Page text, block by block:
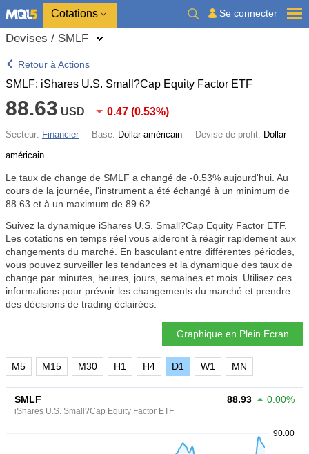
Cotations Se connecter
Devises / SMLF
Retour à Actions
SMLF: iShares U.S. Small?Cap Equity Factor ETF
88.63 USD 0.47 (0.53%)
Secteur: Financier Base: Dollar américain Devise de profit: Dollar
américain
Le taux de change de SMLF a changé de -0.53% aujourd'hui. Au
cours de la journée, l'instrument a été échangé à un minimum de
88.63 et à un maximum de 89.62.
Suivez la dynamique iShares U.S. Small?Cap Equity Factor ETF.
Les cotations en temps réel vous aideront à réagir rapidement aux
changements du marché. En basculant entre différentes périodes,
vous pouvez surveiller les tendances et la dynamique des taux de
change par minutes, heures, jours, semaines et mois. Utilisez ces
informations pour prévoir les changements du marché et prendre
des décisions de trading éclairées.
Graphique en Plein Ecran
M5 M15 M30 H1 H4 D1 W1 MN
SMLF
iShares U.S. Small?Cap Equity Factor ETF
88.93 0.00%